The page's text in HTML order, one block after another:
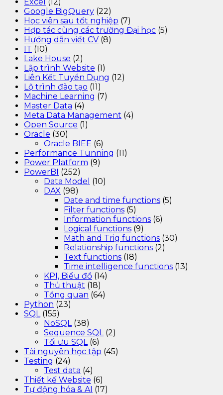
Excel (12)
Google BigQuery (22)
Học viên sau tốt nghiệp (7)
Hợp tác cùng các trường Đại học (5)
Hướng dẫn viết CV (8)
IT (10)
Lake House (2)
Lập trình Website (1)
Liên Kết Tuyển Dụng (12)
Lộ trình đào tạo (11)
Machine Learning (7)
Master Data (4)
Meta Data Management (4)
Open Source (1)
Oracle (30)
Oracle BIEE (6)
Performance Tunning (11)
Power Platform (9)
PowerBI (252)
Data Model (10)
DAX (98)
Date and time functions (5)
Filter functions (5)
Information functions (6)
Logical functions (9)
Math and Trig functions (30)
Relationship functions (2)
Text functions (18)
Time intelligence functions (13)
KPI, Biểu đồ (14)
Thủ thuật (18)
Tổng quan (64)
Python (23)
SQL(155)
NoSQL(38)
Sequence SQL(2)
Tối ưu SQL(6)
Tài nguyên học tập (45)
Testing (24)
Test data (4)
Thiết kế Website (6)
Tự động hóa & AI (17)